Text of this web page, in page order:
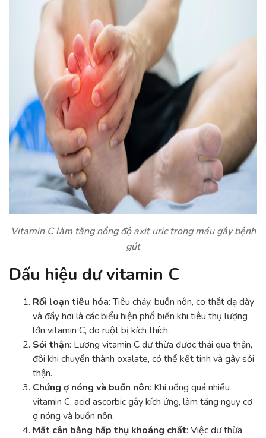
Vitamin C làm tăng nồng độ axit uric trong máu gây bệnh
gút
Dấu hiệu dư vitamin C
Rối loạn tiêu hóa: Tiêu chảy, buồn nôn, co thắt dạ dày
và đầy hơi là các biểu hiện phổ biến khi tiêu thụ lượng
lớn vitamin C, do ruột bị kích thích.
Sỏi thận: Lượng vitamin C dư thừa được thải qua thận,
đôi khi chuyển thành oxalate, có thể kết tinh và gây sỏi
thận.
Chứng ợ nóng và buồn nôn: Khi uống quá nhiều
vitamin C, acid ascorbic gây kích ứng, làm tăng nguy cơ
ợ nóng và buồn nôn.
Mất cân bằng hấp thụ khoáng chất: Việc dư thừa